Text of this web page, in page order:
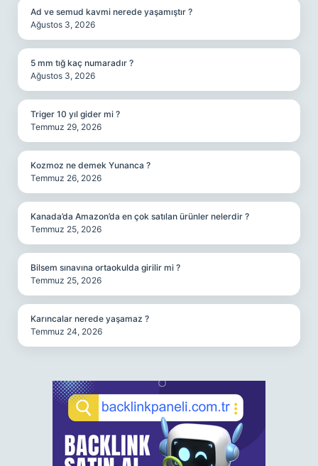
Ad ve semud kavmi nerede yaşamıştır ?
Ağustos 3, 2026
5 mm tığ kaç numaradır ?
Ağustos 3, 2026
Triger 10 yıl gider mi ?
Temmuz 29, 2026
Kozmoz ne demek Yunanca ?
Temmuz 26, 2026
Kanada’da Amazon’da en çok satılan ürünler nelerdir ?
Temmuz 25, 2026
Bilsem sınavına ortaokulda girilir mi ?
Temmuz 25, 2026
Karıncalar nerede yaşamaz ?
Temmuz 24, 2026